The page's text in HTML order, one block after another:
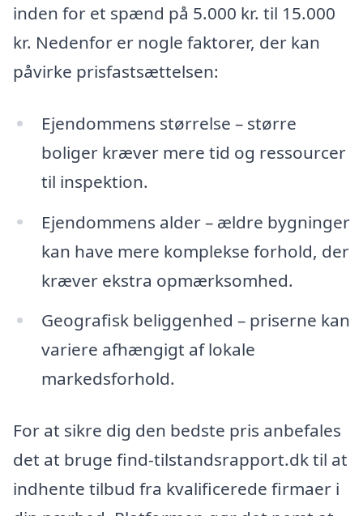
inden for et spænd på 5.000 kr. til 15.000
kr. Nedenfor er nogle faktorer, der kan
påvirke prisfastsættelsen:
Ejendommens størrelse – større
boliger kræver mere tid og ressourcer
til inspektion.
Ejendommens alder – ældre bygninger
kan have mere komplekse forhold, der
kræver ekstra opmærksomhed.
Geografisk beliggenhed – priserne kan
variere afhængigt af lokale
markedsforhold.
For at sikre dig den bedste pris anbefales
det at bruge find-tilstandsrapport.dk til at
indhente tilbud fra kvalificerede firmaer i